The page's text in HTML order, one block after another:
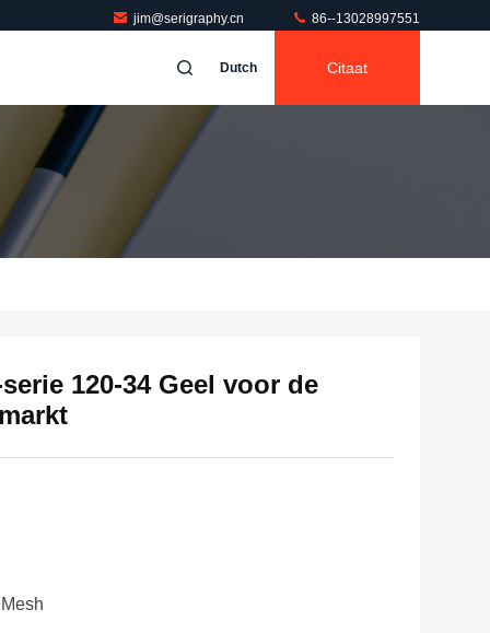
jim@serigraphy.cn 86--13028997551
Dutch Citaat
120-34 Geel voor de